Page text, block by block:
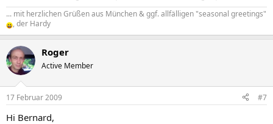
... mit herzlichen Grüßen aus München & ggf. allfälligen "seasonal greetings"
, der Hardy
Roger
Active Member
17 Februar 2009 #7
Hi Bernard,